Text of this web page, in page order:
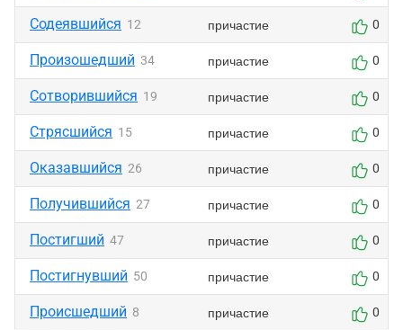
Содеявшийся 12 причастие 0
Произошедший 34 причастие 0
Сотворившийся 19 причастие 0
Стрясшийся 15 причастие 0
Оказавшийся 26 причастие 0
Получившийся 27 причастие 0
Постигший 47 причастие 0
Постигнувший 50 причастие 0
Происшедший 8 причастие 0